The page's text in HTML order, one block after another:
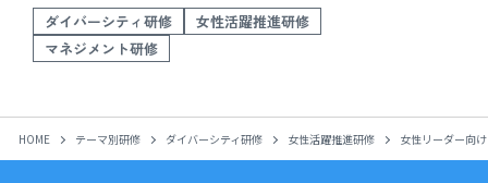
ダイバーシティ研修
女性活躍推進研修
マネジメント研修
HOME テーマ別研修 ダイバーシティ研修 女性活躍推進研修 女性リーダー向